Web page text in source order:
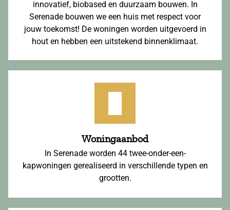
innovatief, biobased en duurzaam bouwen. In
Serenade bouwen we een huis met respect voor
jouw toekomst! De woningen worden uitgevoerd in
hout en hebben een uitstekend binnenklimaat.
Woningaanbod
In Serenade worden 44 twee-onder-een-
kapwoningen gerealiseerd in verschillende typen en
grootten.